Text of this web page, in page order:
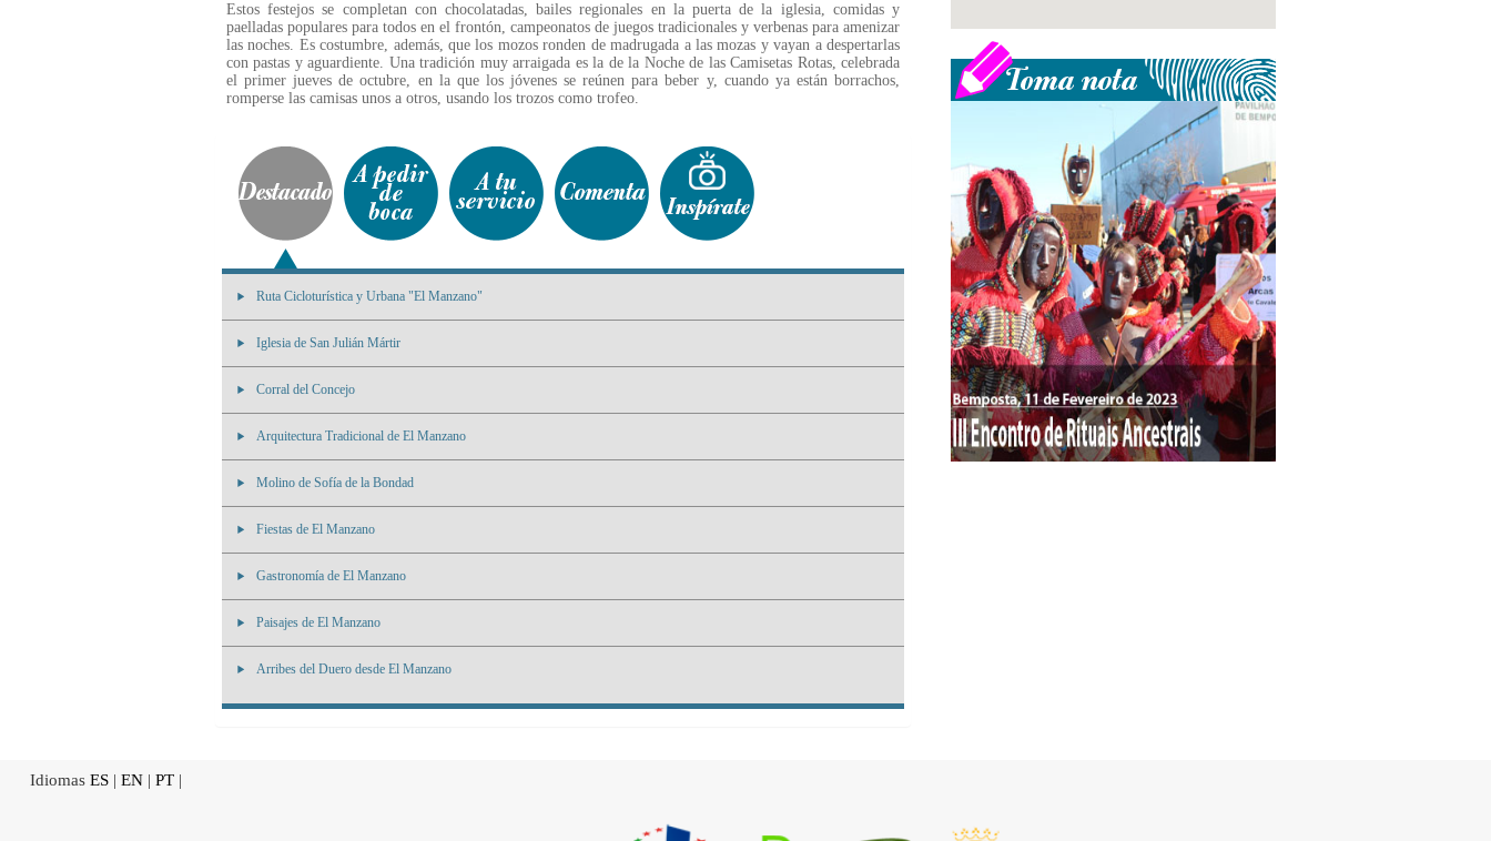
Estos festejos se completan con chocolatadas, bailes regionales en la puerta de la iglesia, comidas y
paelladas populares para todos en el frontón, campeonatos de juegos tradicionales y verbenas para amenizar
las noches. Es costumbre, además, que los mozos ronden de madrugada a las mozas y vayan a despertarlas
con pastas y aguardiente. Una tradición muy arraigada es la de la Noche de las Camisetas Rotas, celebrada
el primer jueves de octubre, en la que los jóvenes se reúnen para beber y, cuando ya están borrachos,
romperse las camisas unos a otros, usando los trozos como trofeo.
Ruta Cicloturística y Urbana "El Manzano"
Iglesia de San Julián Mártir
Corral del Concejo
Arquitectura Tradicional de El Manzano
Molino de Sofía de la Bondad
Fiestas de El Manzano
Gastronomía de El Manzano
Paisajes de El Manzano
Arribes del Duero desde El Manzano
Idiomas ES | EN | PT |